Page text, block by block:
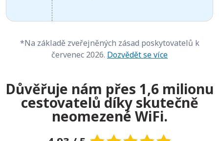
*Na základě zveřejněných zásad poskytovatelů k
červenec 2026. Dozvědět se více
Důvěřuje nám přes 1,6 milionu
cestovatelů díky skutečně
neomezené WiFi.